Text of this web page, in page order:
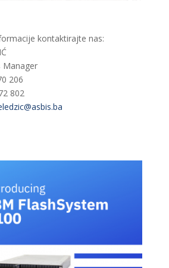
kontaktirajte nas:
Manager
206
802